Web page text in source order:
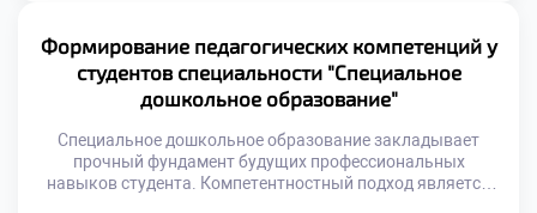
переосмысление через призму опыта. Создание метода
требует глубокого погружения […]
Формирование педагогических компетенций у
студентов специальности "Специальное
дошкольное образование"
Специальное дошкольное образование закладывает
прочный фундамент будущих профессиональных
навыков студента. Компетентностный подход является